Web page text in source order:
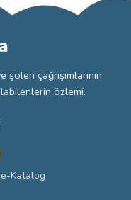
çağrışımlarının
özlemi.
e-Katalog